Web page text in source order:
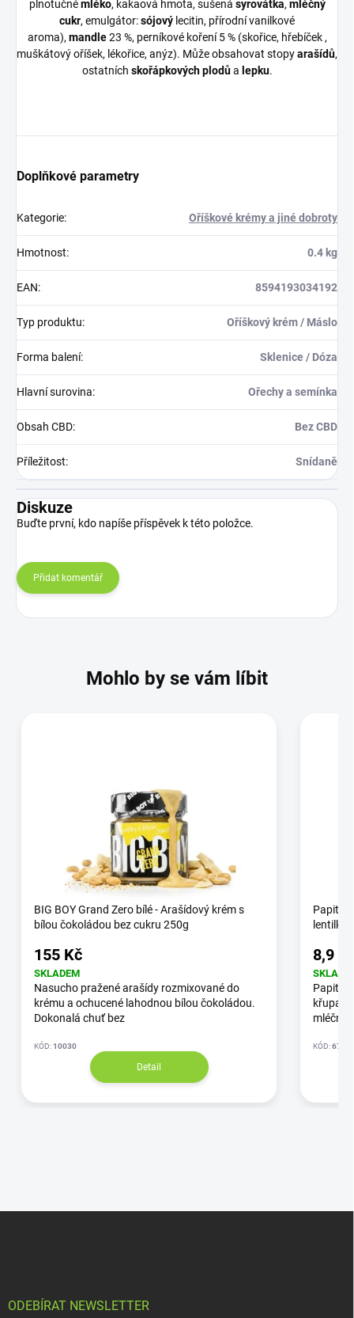
plnotučné mléko, kakaová hmota, sušená syrovátka, mléčný
cukr, emulgátor:sójový lecitin, přírodní vanilkové
aroma), mandle 23 %, perníkové koření 5 % (skořice, hřebíček ,
muškátový oříšek, lékořice, anýz). Může obsahovat stopyarašídů,
ostatních skořápkových plodů a lepku.
Doplňkové parametry
Kategorie: Oříškové krémy a jiné dobroty
Hmotnost: 0.4 kg
EAN: 8594193034192
Typ produktu: Oříškový krém / Máslo
Forma balení: Sklenice / Dóza
Hlavní surovina: Ořechy a semínka
Obsah CBD: Bez CBD
Příležitost: Snídaně
Diskuze
Buďte první, kdo napíše příspěvek k této položce.
Přidat komentář
Mohlo by se vám líbit
BIG BOY Grand Zero bílé - Arašídový krém s
bílou čokoládou bez cukru 250g
155 Kč
SKLADEM
Nasucho pražené arašídy rozmixované do
krému a ochucené lahodnou bílou čokoládou.
Dokonalá chuť bez
KÓD:10030
Detail
Papita -
8,9
Papita
KÓD:6797
ODEBÍRAT NEWSLETTER